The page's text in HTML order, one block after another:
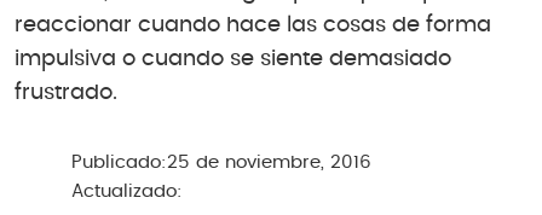
reaccionar cuando hace las cosas de forma
impulsiva o cuando se siente demasiado
frustrado.
Publicado: 25 de noviembre, 2016
Actualizado: